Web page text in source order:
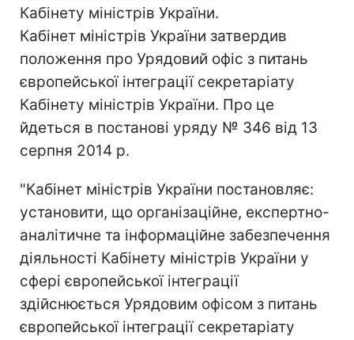
Кабінету міністрів України.
Кабінет міністрів України затвердив
положення про Урядовий офіс з питань
європейської інтеграції секретаріату
Кабінету міністрів України. Про це
йдеться в постанові уряду № 346 від 13
серпня 2014 р.
"Кабінет міністрів України постановляє:
установити, що організаційне, експертно-
аналітичне та інформаційне забезпечення
діяльності Кабінету міністрів України у
сфері європейської інтеграції
здійснюється Урядовим офісом з питань
європейської інтеграції секретаріату